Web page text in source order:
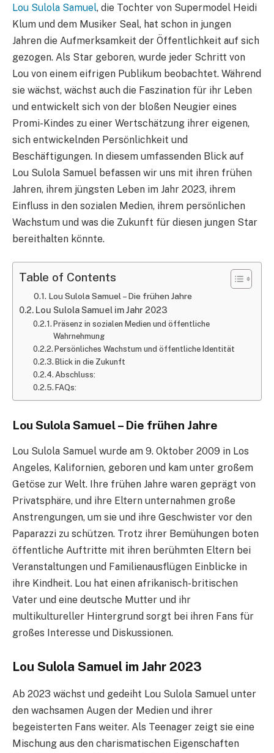
Lou Sulola Samuel, die Tochter von Supermodel Heidi
Klum und dem Musiker Seal, hat schon in jungen
Jahren die Aufmerksamkeit der Öffentlichkeit auf sich
gezogen. Als Star geboren, wurde jeder Schritt von
Lou von einem eifrigen Publikum beobachtet. Während
sie wächst, wächst auch die Faszination für ihr Leben
und entwickelt sich von der bloßen Neugier eines
Promi-Kindes zu einer Wertschätzung ihrer eigenen,
sich entwickelnden Persönlichkeit und
Beschäftigungen. In diesem umfassenden Blick auf
Lou Sulola Samuel befassen wir uns mit ihren frühen
Jahren, ihrem jüngsten Leben im Jahr 2023, ihrem
Einfluss in den sozialen Medien, ihrem persönlichen
Wachstum und was die Zukunft für diesen jungen Star
bereithalten könnte.
Table of Contents
Lou Sulola Samuel – Die frühen Jahre
Lou Sulola Samuel im Jahr 2023
Präsenz in sozialen Medien und öffentliche
Wahrnehmung
Persönliches Wachstum und öffentliche Identität
Blick in die Zukunft
Abschluss:
FAQs:
Lou Sulola Samuel – Die frühen Jahre
Lou Sulola Samuel wurde am 9. Oktober 2009 in Los
Angeles, Kalifornien, geboren und kam unter großem
Getöse zur Welt. Ihre frühen Jahre waren geprägt von
Privatsphäre, und ihre Eltern unternahmen große
Anstrengungen, um sie und ihre Geschwister vor den
Paparazzi zu schützen. Trotz ihrer Bemühungen boten
öffentliche Auftritte mit ihren berühmten Eltern bei
Veranstaltungen und Familienausflügen Einblicke in
ihre Kindheit. Lou hat einen afrikanisch-britischen
Vater und eine deutsche Mutter und ihr
multikultureller Hintergrund sorgt bei ihren Fans für
großes Interesse und Diskussionen.
Lou Sulola Samuel im Jahr 2023
Ab 2023 wächst und gedeiht Lou Sulola Samuel unter
den wachsamen Augen der Medien und ihrer
begeisterten Fans weiter. Als Teenager zeigt sie eine
Mischung aus den charismatischen Eigenschaften